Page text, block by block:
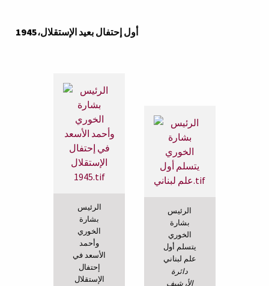
أول إحتفال بعيد الإستقلال،1945
الرئيس
بشارة
الخوري
وأحمد
الأسعد في
إحتفال
الإستقلال
الرئيس
بشارة
الخوري
يتسلم أول
علم لبناني
دائرة
الأرشيف